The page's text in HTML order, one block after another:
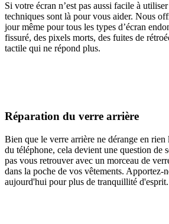
Si votre écran n’est pas aussi facile à
techniques sont là pour vous aider. Nous
jour même pour tous les types d’écran
fissuré, des pixels morts, des fuites de
tactile qui ne répond plus.
Réparation du verre arrière
Bien que le verre arrière ne dérange en
du téléphone, cela devient une question de
pas vous retrouver avec un morceau de
dans la poche de vos vêtements. Apportez-
aujourd'hui pour plus de tranquillité d'esprit.